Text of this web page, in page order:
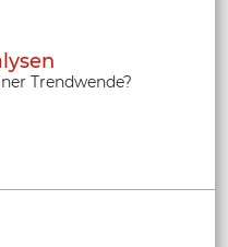
Trendwende?